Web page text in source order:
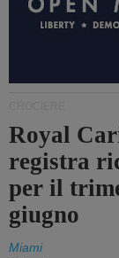
Royal
registra
per il
giugno
Miami